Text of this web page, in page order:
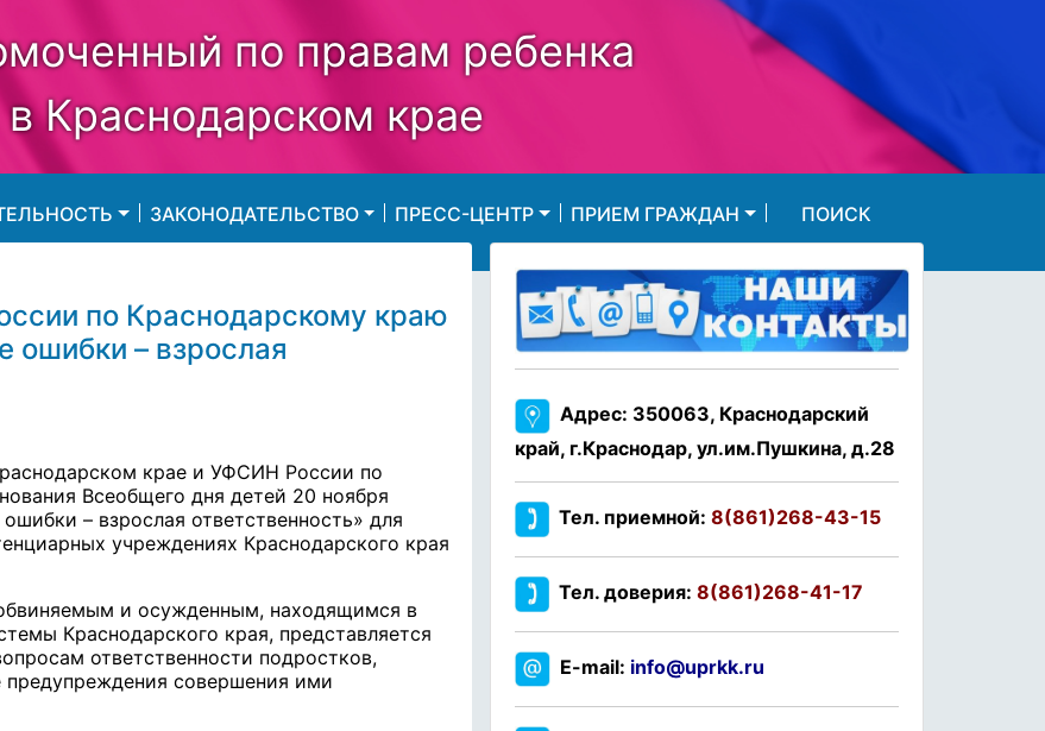
по правам ребенка
в Краснодарском крае
ЗАКОНОДАТЕЛЬСТВО ПРЕСС-ЦЕНТР ПРИЕМ ГРАЖДАН ПОИСК
по Краснодарскому краю
ошибки – взрослая
крае и УФСИН России по
Всеобщего дня детей 20 ноября
– взрослая ответственность» для
учреждениях Краснодарского края
и осужденным, находящимся в
Краснодарского края, представляется
ответственности подростков,
совершения ими
Адрес: 350063, Краснодарский
край, г.Краснодар, ул.им.Пушкина, д.28
Тел. приемной: 8(861)268-43-15
Тел. доверия: 8(861)268-41-17
E-mail: info@uprkk.ru